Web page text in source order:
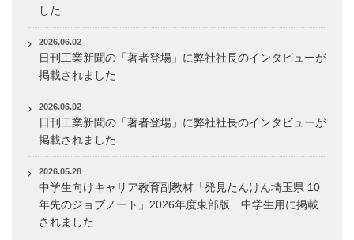
した
2026.06.02
日刊工業新聞の「著者登場」に弊社社長のインタビューが
掲載されました
2026.06.02
日刊工業新聞の「著者登場」に弊社社長のインタビューが
掲載されました
2026.05.28
中学生向けキャリア教育副教材「発見たんけん埼玉県 10
年先のジョブノート」2026年度東部版 中学生用に掲載
されました